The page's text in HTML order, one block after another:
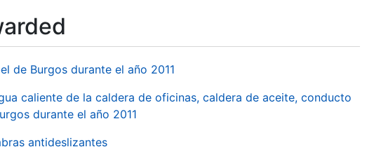
de Burgos durante el año 2011
caliente de la caldera de oficinas, caldera de aceite, conducto
durante el año 2011
antideslizantes